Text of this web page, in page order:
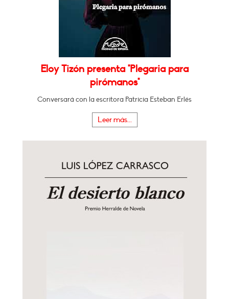
Eloy Tizón presenta "Plegaria para
pirómanos"
Conversará con la escritora Patricia Esteban Erlés
Leer más...